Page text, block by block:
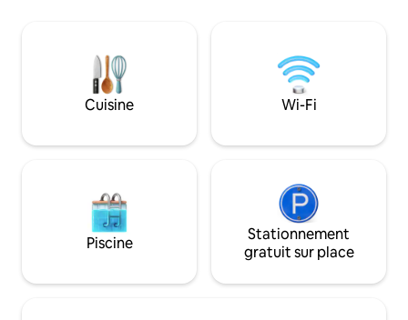
rendre à notre maison à Pietrapaola est
en voiture. Aucun transport en commun
ceux qui
confort et un
Cuisine Wi-Fi
Piscine
Stationnement
gratuit sur place